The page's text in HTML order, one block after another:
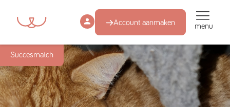
Account aanmaken menu
Succesmatch